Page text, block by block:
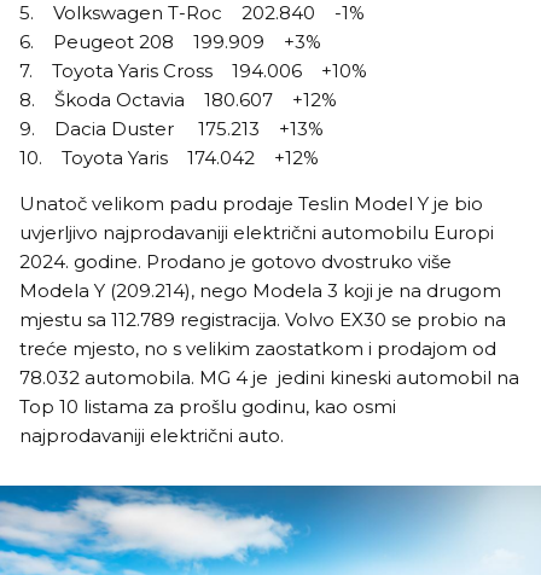
5. Volkswagen T-Roc 202.840 -1%
6. Peugeot 208 199.909 +3%
7. Toyota Yaris Cross 194.006 +10%
8. Škoda Octavia 180.607 +12%
9. Dacia Duster 175.213 +13%
10. Toyota Yaris 174.042 +12%
Unatoč velikom padu prodaje Teslin Model Y je bio
uvjerljivo najprodavaniji električni automobilu Europi
2024. godine. Prodano je gotovo dvostruko više
Modela Y (209.214), nego Modela 3 koji je na drugom
mjestu sa 112.789 registracija. Volvo EX30 se probio na
treće mjesto, no s velikim zaostatkom i prodajom od
78.032 automobila. MG 4 je jedini kineski automobil na
Top 10 listama za prošlu godinu, kao osmi
najprodavaniji električni auto.